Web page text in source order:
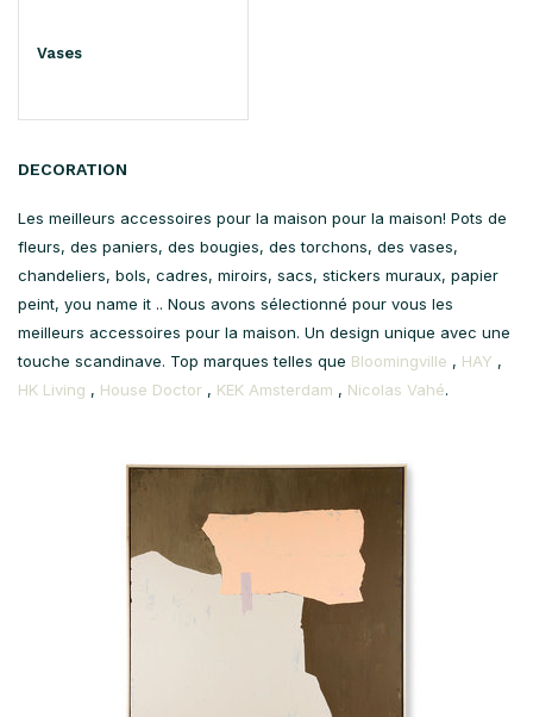
Vases
DECORATION
Les meilleurs accessoires pour la maison pour la maison! Pots de
fleurs, des paniers, des bougies, des torchons, des vases,
chandeliers, bols, cadres, miroirs, sacs, stickers muraux, papier
peint, you name it .. Nous avons sélectionné pour vous les
meilleurs accessoires pour la maison. Un design unique avec une
touche scandinave. Top marques telles que Bloomingville , HAY ,
HK Living , House Doctor , KEK Amsterdam , Nicolas Vahé.